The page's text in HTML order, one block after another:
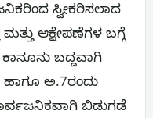
ಸ್ವೀಕರಿಸಲಾದ
ಆಕ್ಷೇಪಣೆಗಳ ಬಗ್ಗೆ
ಬದ್ದವಾಗಿ
ಅ.7ರಂದು
ಬಿಡುಗಡೆ